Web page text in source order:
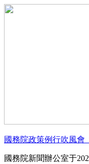
國務院政策例行吹風會
國務院新聞辦公室于